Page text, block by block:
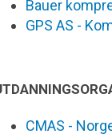
Bauer
GPS AS -
CMAS -